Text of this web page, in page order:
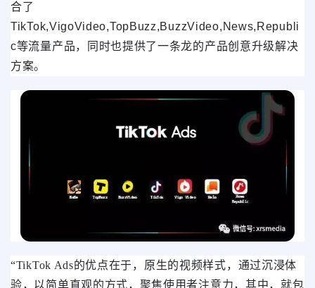
合了
TikTok,VigoVideo,TopBuzz,BuzzVideo,News,Republi
c等流量产品，同时也提供了一条龙的产品创意升级解决
方案。
“TikTok Ads的优点在于，原生的视频样式，通过沉浸体
验，以简单直观的方式，聚焦使用者注意力，其中，就包